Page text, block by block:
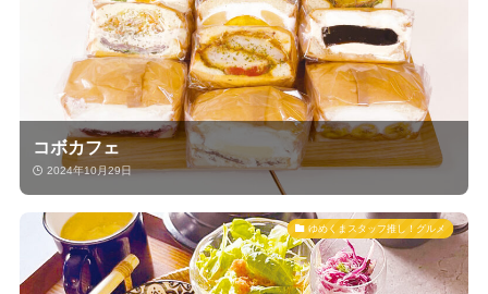
コボカフェ
2024年10月29日
ゆめくまスタッフ推し！グルメ